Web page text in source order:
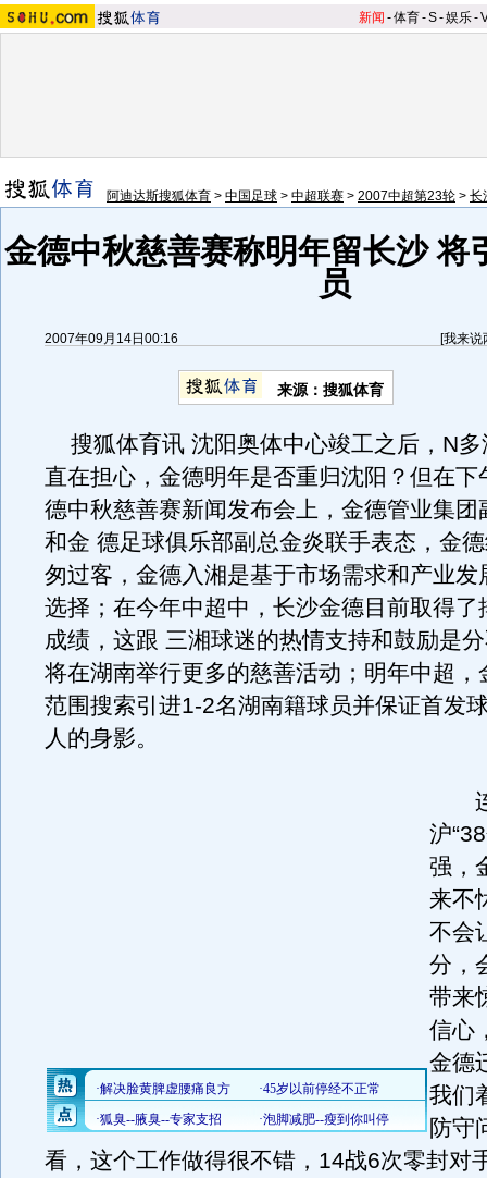
新闻 -体育-S-娱乐-
阿迪达斯搜狐体育 > 中国足球 > 中超联赛 > 2007中超第23轮 > 长
金德中秋慈善赛称明年留长沙 将
员
2007年09月14日00:16 [我来说
来源：搜狐体育
搜狐体育讯 沈阳奥体中心竣工之后，N多
直在担心，金德明年是否重归沈阳？但在下
德中秋慈善赛新闻发布会上，金德管业集团
和金 德足球俱乐部副总金炎联手表态，金
匆过客，金德入湘是基于市场需求和产业发
选择；在今年中超中，长沙金德目前取得了
成绩，这跟 三湘球迷的热情支持和鼓励是
将在湖南举行更多的慈善活动；明年中超，
范围搜索引进1-2名湖南籍球员并保证首发
人的身影。
连
沪
强，
来不
不会
分，
带来
信心
金德
我们
防守
看，这个工作做得很不错，14战6次零封对